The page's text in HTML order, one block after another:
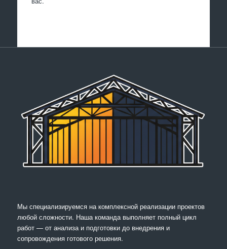
Мы специализируемся на комплексной реализации проектов
любой сложности. Наша команда выполняет полный цикл
работ — от анализа и подготовки до внедрения и
сопровождения готового решения.